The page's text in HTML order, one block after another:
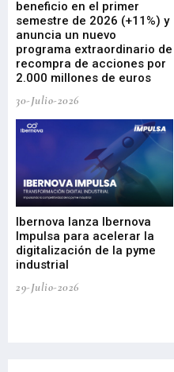
beneficio en el primer
semestre de 2026 (+11%) y
anuncia un nuevo
programa extraordinario de
recompra de acciones por
2.000 millones de euros
30-Julio-2026
Ibernova lanza Ibernova
Impulsa para acelerar la
digitalización de la pyme
industrial
29-Julio-2026